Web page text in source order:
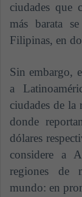
ciudades que
más barata
Filipinas, en
Sin embargo,
a
ciudades de la
donde
dólares
considere a
regiones de
mundo: en